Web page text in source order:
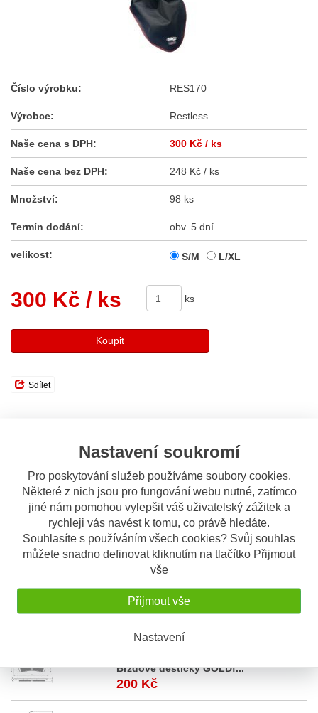
Nastavení soukromí
Pro poskytování služeb používáme soubory cookies.
Některé z nich jsou pro fungování webu nutné, zatímco
jiné nám pomohou vylepšit váš uživatelský zážitek a
rychleji vás navést k tomu, co právě hledáte.
Souhlasíte s používáním všech cookies? Svůj souhlas
můžete snadno definovat kliknutím na tlačítko Přijmout
vše
Přijmout vše
Nastavení
Číslo výrobku: RES170
Výrobce: Restless
Naše cena s DPH: 300 Kč / ks
Naše cena bez DPH: 248 Kč / ks
Množství: 98 ks
Termín dodání: obv. 5 dní
velikost: S/M L/XL
300 Kč / ks ks
Koupit
Sdílet
Popis výrobku
Jednoduchý a praktický šátek, vzadu suchý zip.
Kompletně ze SYMYPATEX WINDMASTER.
Akčnínabídka
Royal Enfield Himalaya...
Brzdové destičky Bendi...
199 Kč
Brzdové destičky GOLDf...
200 Kč